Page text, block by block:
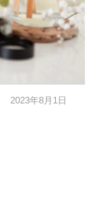
2023年8月1日